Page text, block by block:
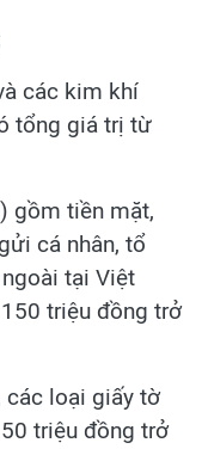
các kim khí
tổng giá trị từ
gồm tiền mặt,
cá nhân, tổ
tại Việt
triệu đồng trở
các loại giấy tờ
triệu đồng trở